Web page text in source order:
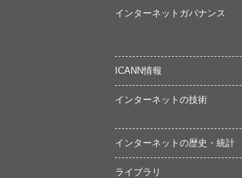
インターネットガバナンス
ICANN情報
インターネットの技術
インターネットの歴史・統計
ライブラリ